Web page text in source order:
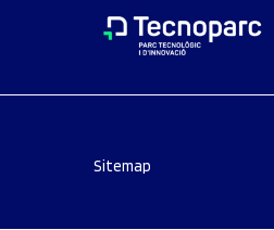
Sitemap